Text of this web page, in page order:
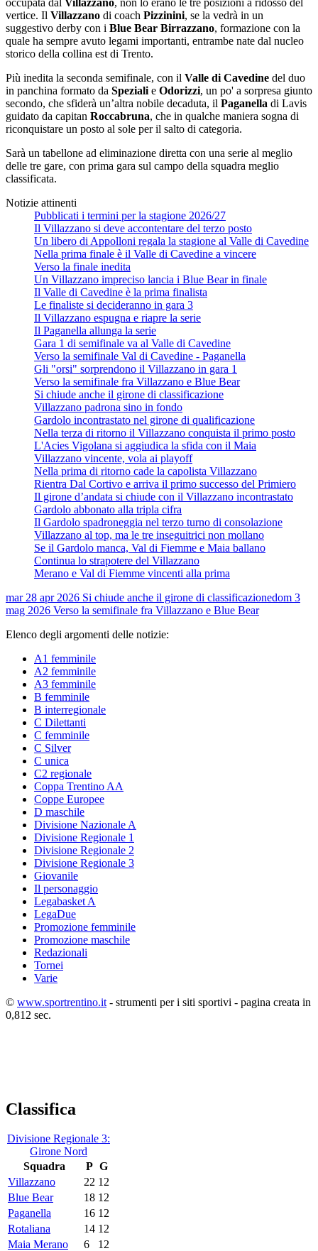
vertice. Il Villazzano di coach Pizzinini, se la vedrà in un
suggestivo derby con i Blue Bear Birrazzano, formazione con la
quale ha sempre avuto legami importanti, entrambe nate dal nucleo
storico della collina est di Trento.
Più inedita la seconda semifinale, con il Valle di Cavedine del duo
in panchina formato da Speziali e Odorizzi, un po' a sorpresa giunto
secondo, che sfiderà un’altra nobile decaduta, il Paganella di Lavis
guidato da capitan Roccabruna, che in qualche maniera sogna di
riconquistare un posto al sole per il salto di categoria.
Sarà un tabellone ad eliminazione diretta con una serie al meglio
delle tre gare, con prima gara sul campo della squadra meglio
classificata.
Notizie attinenti
Pubblicati i termini per la stagione 2026/27
Il Villazzano si deve accontentare del terzo posto
Un libero di Appolloni regala la stagione al Valle di Cavedine
Nella prima finale è il Valle di Cavedine a vincere
Verso la finale inedita
Un Villazzano impreciso lancia i Blue Bear in finale
Il Valle di Cavedine è la prima finalista
Le finaliste si decideranno in gara 3
Il Villazzano espugna e riapre la serie
Il Paganella allunga la serie
Gara 1 di semifinale va al Valle di Cavedine
Verso la semifinale Val di Cavedine - Paganella
Gli "orsi" sorprendono il Villazzano in gara 1
Verso la semifinale fra Villazzano e Blue Bear
Si chiude anche il girone di classificazione
Villazzano padrona sino in fondo
Gardolo incontrastato nel girone di qualificazione
Nella terza di ritorno il Villazzano conquista il primo posto
L'Acies Vigolana si aggiudica la sfida con il Maia
Villazzano vincente, vola ai playoff
Nella prima di ritorno cade la capolista Villazzano
Rientra Dal Cortivo e arriva il primo successo del Primiero
Il girone d’andata si chiude con il Villazzano incontrastato
Gardolo abbonato alla tripla cifra
Il Gardolo spadroneggia nel terzo turno di consolazione
Villazzano al top, ma le tre inseguitrici non mollano
Se il Gardolo manca, Val di Fiemme e Maia ballano
Continua lo strapotere del Villazzano
Merano e Val di Fiemme vincenti alla prima
mar 28 apr 2026 Si chiude anche il girone di classificazionedom 3
mag 2026 Verso la semifinale fra Villazzano e Blue Bear
Elenco degli argomenti delle notizie:
A1 femminile
A2 femminile
A3 femminile
B femminile
B interregionale
C Dilettanti
C femminile
C Silver
C unica
C2 regionale
Coppa Trentino AA
Coppe Europee
D maschile
Divisione Nazionale A
Divisione Regionale 1
Divisione Regionale 2
Divisione Regionale 3
Giovanile
Il personaggio
Legabasket A
LegaDue
Promozione femminile
Promozione maschile
Redazionali
Tornei
Varie
© www.sportrentino.it - strumenti per i siti sportivi - pagina creata in
0,812 sec.
Classifica
Divisione Regionale 3:
Girone Nord
Squadra
P G
Villazzano
22 12
Blue Bear
18 12
Paganella
16 12
Rotaliana
14 12
Maia Merano
6 12